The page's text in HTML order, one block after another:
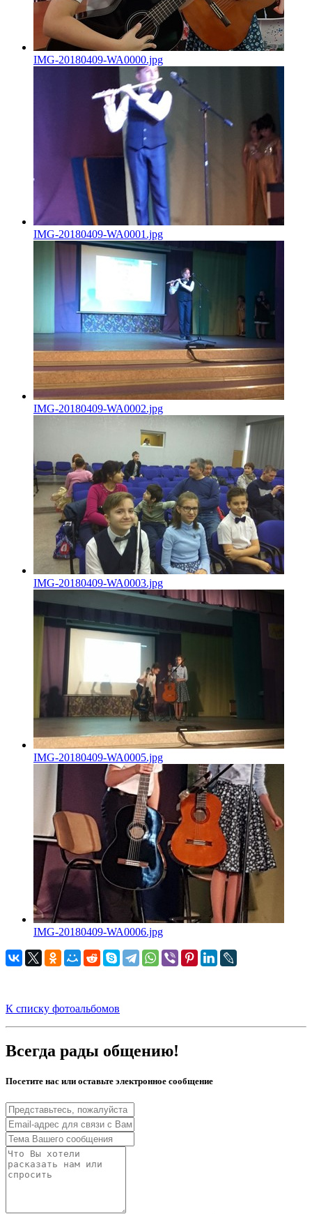
IMG-20180409-WA0000.jpg
IMG-20180409-WA0001.jpg
IMG-20180409-WA0002.jpg
IMG-20180409-WA0003.jpg
IMG-20180409-WA0005.jpg
IMG-20180409-WA0006.jpg
К списку фотоальбомов
Всегда рады общению!
Посетите нас или оставьте электронное сообщение